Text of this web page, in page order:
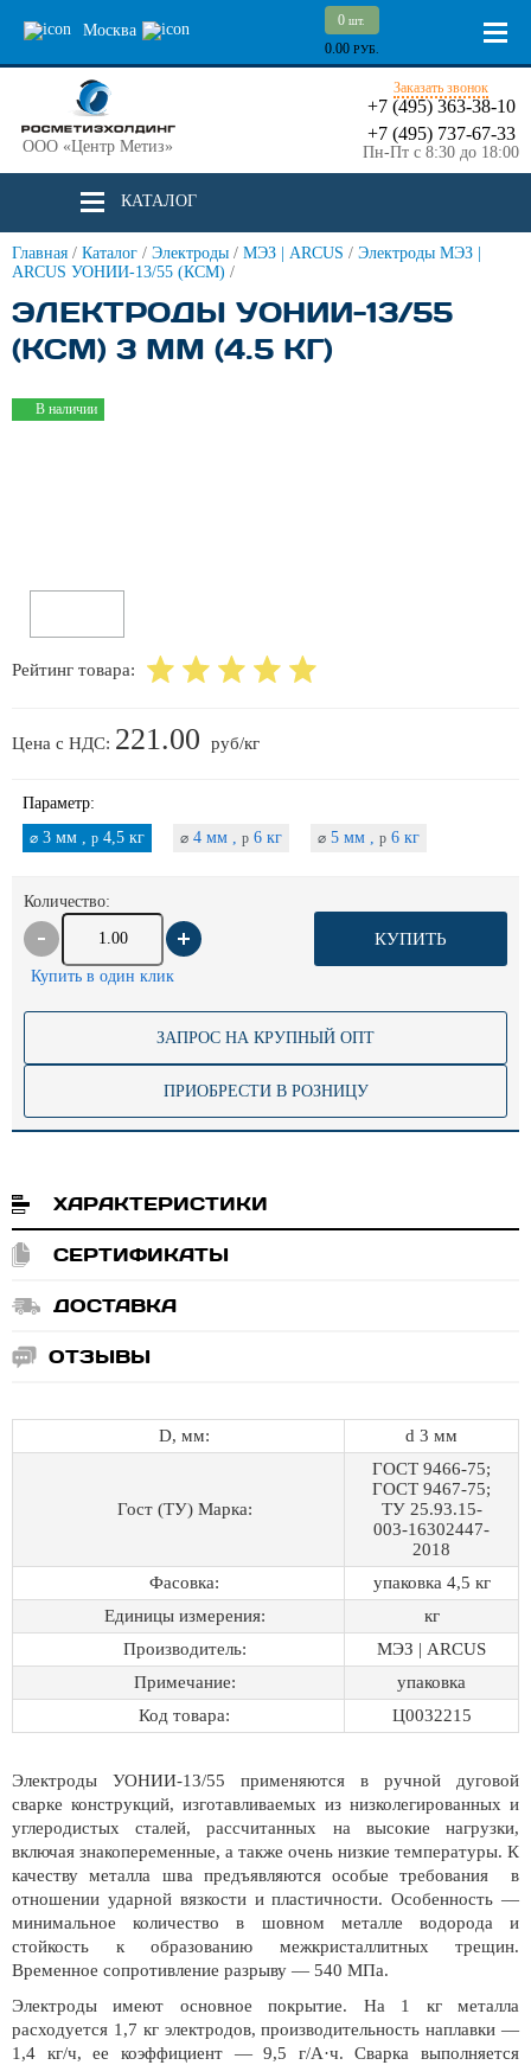
Москва
0 шт.
0.00 РУБ.
ООО «Центр Метиз»
Заказать звонок
+7 (495) 363-38-10
+7 (495) 737-67-33
Пн-Пт с 8:30 до 18:00
КАТАЛОГ
Главная / Каталог / Электроды / МЭЗ | ARCUS / Электроды МЭЗ |
ARCUS УОНИИ-13/55 (КСМ) /
ЭЛЕКТРОДЫ УОНИИ-13/55
(КСМ) 3 ММ (4.5 КГ)
В наличии
Рейтинг товара:
Цена с НДС: 221.00 руб/кг
Параметр:
⌀ 3 мм , p 4,5 кг ⌀ 4 мм , p 6 кг ⌀ 5 мм , p 6 кг
Количество:
КУПИТЬ
Купить в один клик
ЗАПРОС НА КРУПНЫЙ ОПТ
ПРИОБРЕСТИ В РОЗНИЦУ
ХАРАКТЕРИСТИКИ
СЕРТИФИКАТЫ
ДОСТАВКА
ОТЗЫВЫ
D, мм: d 3 мм
Гост (ТУ) Марка:
ГОСТ 9466-75;
ГОСТ 9467-75;
ТУ 25.93.15-
003-16302447-
2018
Фасовка:
упаковка 4,5 кг
Единицы измерения:
кг
Производитель:
МЭЗ | ARCUS
Примечание:
упаковка
Код товара:
Ц0032215
Электроды УОНИИ-13/55 применяются в ручной дуговой
сварке конструкций, изготавливаемых из низколегированных и
углеродистых сталей, рассчитанных на высокие нагрузки,
включая знакопеременные, а также очень низкие температуры. К
качеству металла шва предъявляются особые требования в
отношении ударной вязкости и пластичности. Особенность —
минимальное количество в шовном металле водорода и
стойкость к образованию межкристаллитных трещин.
Временное сопротивление разрыву — 540 МПа.
Электроды имеют основное покрытие. На 1 кг металла
расходуется 1,7 кг электродов, производительность наплавки —
1,4 кг/ч, ее коэффициент — 9,5 г/А·ч. Сварка выполняется